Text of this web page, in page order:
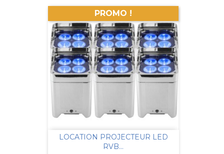
LOCATION PROJECTEUR LED
RVB...
PROMO !